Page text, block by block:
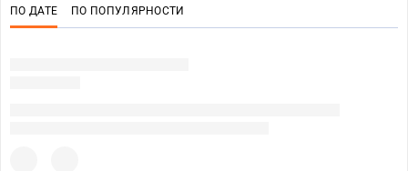
ПО ДАТЕ ПО ПОПУЛЯРНОСТИ